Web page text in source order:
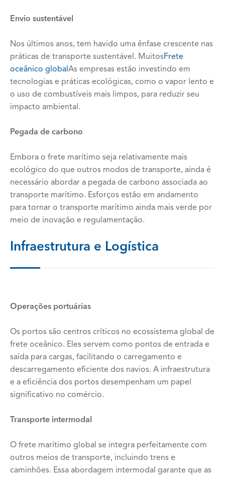
Envio sustentável
Nos últimos anos, tem havido uma ênfase crescente nas
práticas de transporte sustentável. MuitosFrete
oceânico global As empresas estão investindo em
tecnologias e práticas ecológicas, como o vapor lento e
o uso de combustíveis mais limpos, para reduzir seu
impacto ambiental.
Pegada de carbono
Embora o frete marítimo seja relativamente mais
ecológico do que outros modos de transporte, ainda é
necessário abordar a pegada de carbono associada ao
transporte marítimo. Esforços estão em andamento
para tornar o transporte marítimo ainda mais verde por
meio de inovação e regulamentação.
Infraestrutura e Logística
Operações portuárias
Os portos são centros críticos no ecossistema global de
frete oceânico. Eles servem como pontos de entrada e
saída para cargas, facilitando o carregamento e
descarregamento eficiente dos navios. A infraestrutura
e a eficiência dos portos desempenham um papel
significativo no comércio.
Transporte intermodal
O frete marítimo global se integra perfeitamente com
outros meios de transporte, incluindo trens e
caminhões. Essa abordagem intermodal garante que as